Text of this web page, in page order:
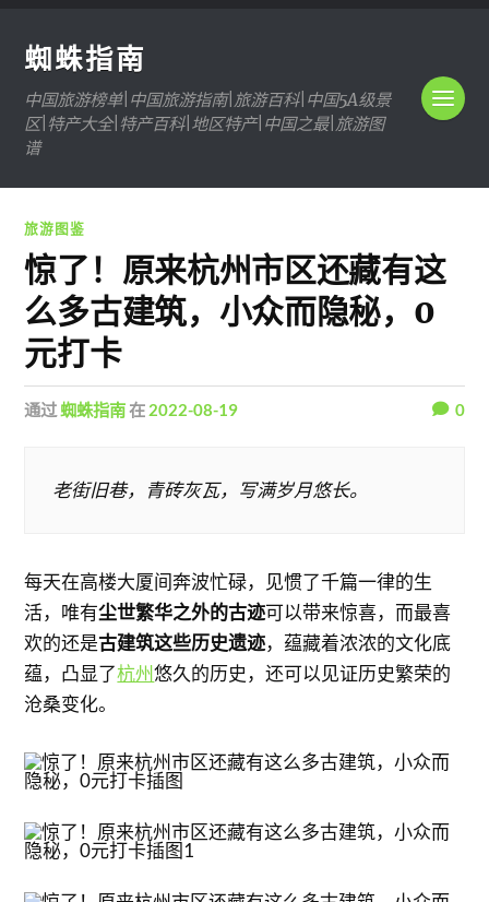
蜘蛛指南
中国旅游榜单|中国旅游指南|旅游百科|中国5A级景
区|特产大全|特产百科|地区特产|中国之最|旅游图
谱
旅游图鉴
惊了！原来杭州市区还藏有这
么多古建筑，小众而隐秘，0
元打卡
通过蜘蛛指南在 2022-08-19 0
老街旧巷，青砖灰瓦，写满岁月悠长。
每天在高楼大厦间奔波忙碌，见惯了千篇一律的生
活，唯有尘世繁华之外的古迹可以带来惊喜，而最喜
欢的还是古建筑这些历史遗迹，蕴藏着浓浓的文化底
蕴，凸显了杭州悠久的历史，还可以见证历史繁荣的
沧桑变化。